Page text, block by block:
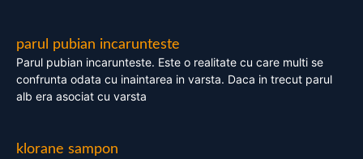
parul pubian incarunteste
Parul pubian incarunteste. Este o realitate cu care multi se
confrunta odata cu inaintarea in varsta. Daca in trecut parul
alb era asociat cu varsta
klorane sampon